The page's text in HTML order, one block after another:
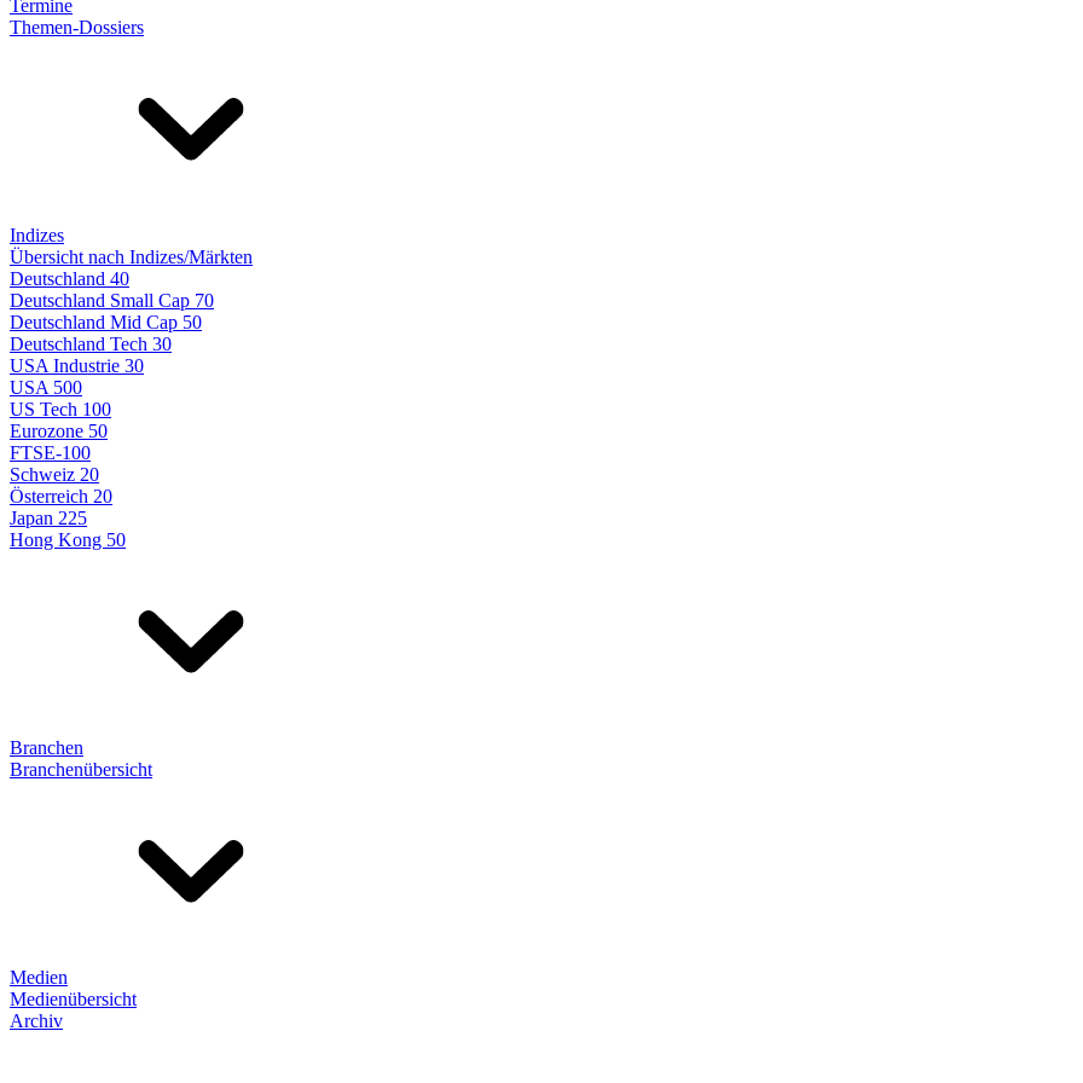
Termine
Themen-Dossiers
Indizes
Übersicht nach Indizes/Märkten
Deutschland 40
Deutschland Small Cap 70
Deutschland Mid Cap 50
Deutschland Tech 30
USA Industrie 30
USA 500
US Tech 100
Eurozone 50
FTSE-100
Schweiz 20
Österreich 20
Japan 225
Hong Kong 50
Branchen
Branchenübersicht
Medien
Medienübersicht
Archiv